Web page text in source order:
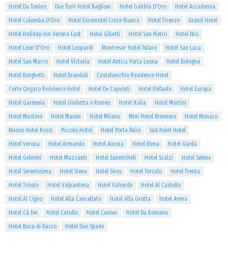
Hotel Da Tonino
Due Torri Hotel Baglioni Hotel Gabbia D'Oro
Hotel Accademia
Hotel Colomba D'Oro
Hotel Euromotel Croce Bianca Hotel Firenze
Grand Hotel
Hotel Holiday-Inn Verona East
Hotel Giberti Hotel San Pietro
Hotel Ibis
Hotel Leon D'Oro
Hotel Leopardi Montresor Hotel Palace
Hotel San Luca
Hotel San Marco
Hotel Victoria Hotel Antica Porta Leona
Hotel Bologna
Hotel Borghetti
Hotel Brandoli
Castelvecchio Residence Hotel
Corte Ongaro Residence Hotel
Hotel De Capuleti Hotel Elefante
Hotel Europa
Hotel Gardenia
Hotel Giulietta e Romeo Hotel Italia
Hotel Martini
Hotel Mastino
Hotel Maxim Hotel Milano Mini Hotel Brennero
Hotel Monaco
Nuovo Hotel Rossi
Piccolo Hotel Hotel Porta Palio
Sud Point Hotel
Hotel Verona
Hotel Armando Hotel Aurora Hotel Elena
Hotel Garda
Hotel Gelmini
Hotel Mazzanti Hotel Sanmicheli Hotel Scalzi
Hotel Selene
Hotel Serenissima
Hotel Siena Hotel Siros Hotel Torcolo
Hotel Trento
Hotel Trieste
Hotel Valpantena Hotel Valverde
Hotel Al Castello
Hotel Al Cigno
Hotel Alla Cancellata Hotel Alla Grotta
Hotel Arena
Hotel Cà Dei
Hotel Catullo Hotel Cavour
Hotel Da Romano
Hotel Buca di Bacco
Hotel Due Spade